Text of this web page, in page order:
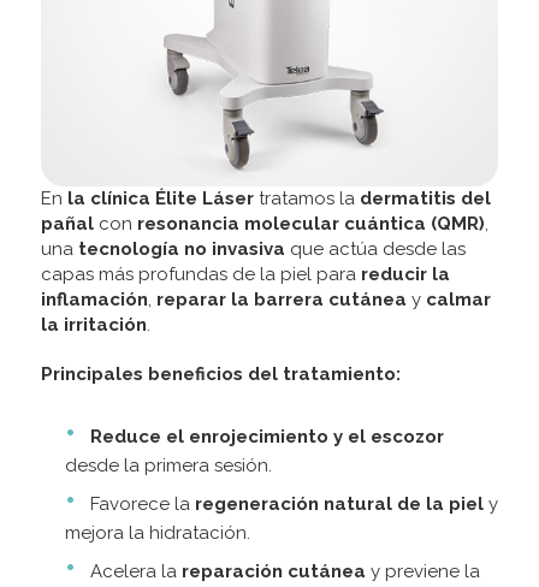
En la clínica Élite Lásertratamos la dermatitis del
pañalcon resonancia molecular cuántica (QMR),
una tecnología no invasiva que actúa desde las
capas más profundas de la piel para reducir la
inflamación, reparar la barrera cutánea y calmar
la irritación.
Principales beneficios del tratamiento:
Reduce el enrojecimiento y el escozor
desde la primera sesión.
Favorece la regeneración natural de la piel y
mejora la hidratación.
Acelera la reparación cutánea y previene la